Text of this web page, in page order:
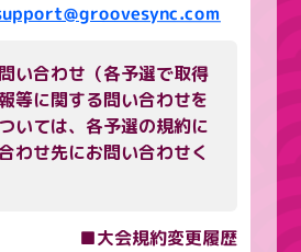
い合わせ（各予選で取得
等に関する問い合わせを
いては、各予選の規約に
わせ先にお問い合わせく
■大会規約変更履歴